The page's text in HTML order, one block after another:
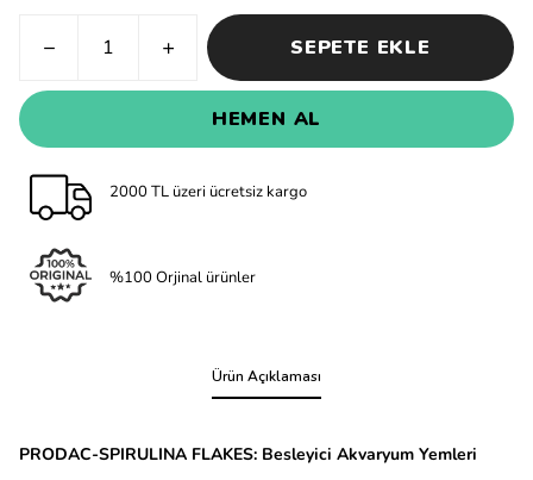
SEPETE EKLE
HEMEN AL
2000 TL üzeri ücretsiz kargo
%100 Orjinal ürünler
Ürün Açıklaması
PRODAC-SPIRULINA FLAKES: Besleyici Akvaryum Yemleri